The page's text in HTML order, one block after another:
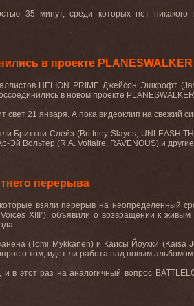
35 минут, среди которых нет
в проекте PLANESWALKER
HELION PRIME Джейсон Эшкрофт (
в новом проекте PLANESWALKER
свет 21 января. А пока видеоклип на свежий
Бриттни Слейз (Brittney Slayes, UNLEASH
Эй Вольтер (R.A. Voltaire, RAVENOUS) и
перерыва
взяли перерыв на неопределенный
Voices XIII ”), объявили о возвращении к живым
(Tomi Mykkänen) и Каисы Йоухки (Kaisa
о том, идет ли работа над новым
в этот раз на аналогичный вопрос